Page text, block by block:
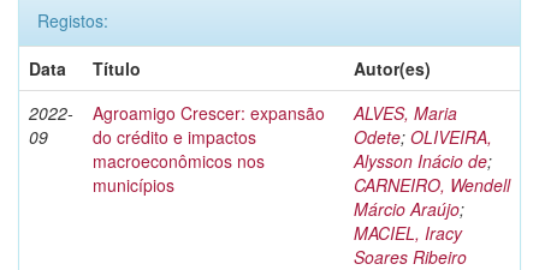
Registos:
Data
Título
Autor(es)
2022-
09
Agroamigo Crescer: expansão
do crédito e impactos
macroeconômicos nos
municípios
ALVES, Maria
Odete; OLIVEIRA,
Alysson Inácio de;
CARNEIRO, Wendell
Márcio Araújo;
MACIEL, Iracy
Soares Ribeiro